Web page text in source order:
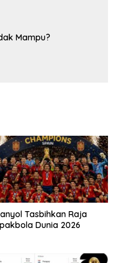
Mampu?
Tasbihkan Raja
Dunia 2026